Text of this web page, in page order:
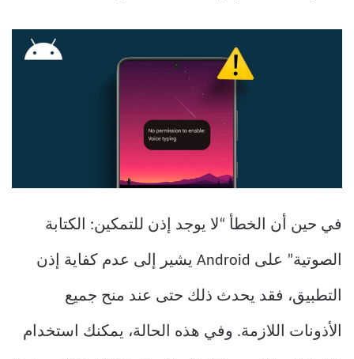
في حين أن الخطأ “لا يوجد إذن للتمكين: الكتابة
الصوتية” على Android يشير إلى عدم كفاية إذن
التطبيق، فقد يحدث ذلك حتى عند منح جميع
الأذونات اللازمة. وفي هذه الحالة، يمكنك استخدام